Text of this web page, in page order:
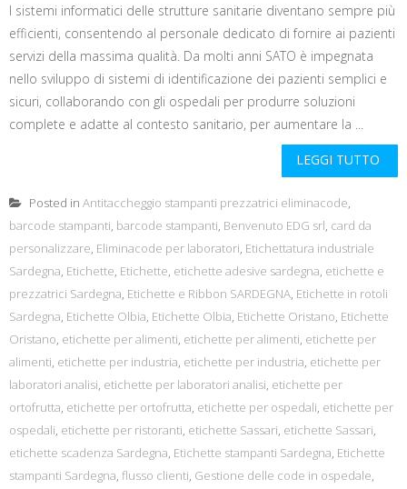
I sistemi informatici delle strutture sanitarie diventano sempre più
efficienti, consentendo al personale dedicato di fornire ai pazienti
servizi della massima qualità. Da molti anni SATO è impegnata
nello sviluppo di sistemi di identificazione dei pazienti semplici e
sicuri, collaborando con gli ospedali per produrre soluzioni
complete e adatte al contesto sanitario, per aumentare la ...
LEGGI TUTTO
Posted in Antitaccheggio stampanti prezzatrici eliminacode,
barcode stampanti, barcode stampanti, Benvenuto EDG srl, card da
personalizzare, Eliminacode per laboratori, Etichettatura industriale
Sardegna, Etichette, Etichette, etichette adesive sardegna, etichette e
prezzatrici Sardegna, Etichette e Ribbon SARDEGNA, Etichette in rotoli
Sardegna, Etichette Olbia, Etichette Olbia, Etichette Oristano, Etichette
Oristano, etichette per alimenti, etichette per alimenti, etichette per
alimenti, etichette per industria, etichette per industria, etichette per
laboratori analisi, etichette per laboratori analisi, etichette per
ortofrutta, etichette per ortofrutta, etichette per ospedali, etichette per
ospedali, etichette per ristoranti, etichette Sassari, etichette Sassari,
etichette scadenza Sardegna, Etichette stampanti Sardegna, Etichette
stampanti Sardegna, flusso clienti, Gestione delle code in ospedale,